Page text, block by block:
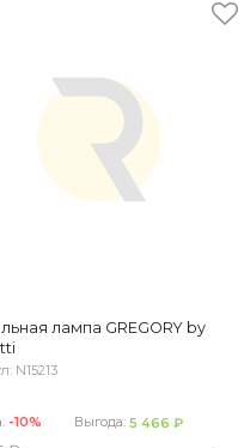
лампа GREGORY by
N15213
-10% Выгода:5 466 ₽